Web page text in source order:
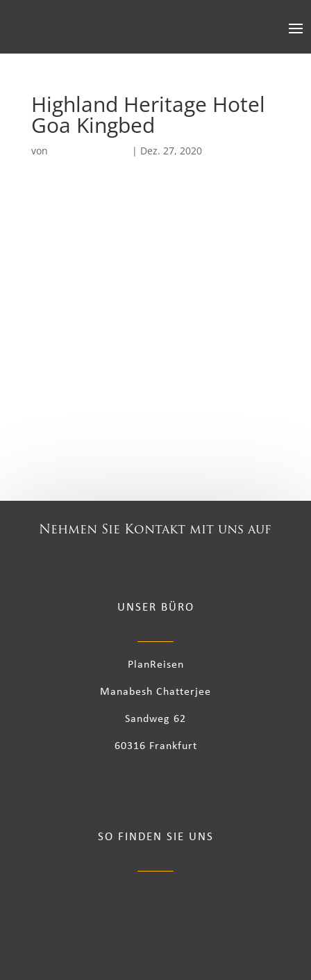
Highland Heritage Hotel
Goa Kingbed
von | Dez. 27, 2020
Nehmen Sie Kontakt mit uns auf
UNSER BÜRO
PlanReisen
Manabesh Chatterjee
Sandweg 62
60316 Frankfurt
SO FINDEN SIE UNS